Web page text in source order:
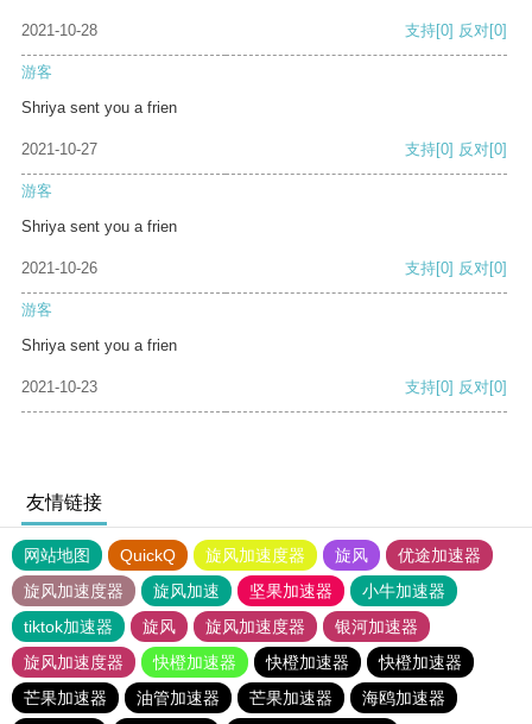
2021-10-28 支持[0] 反对[0]
游客
Shriya sent you a frien
2021-10-27 支持[0] 反对[0]
游客
Shriya sent you a frien
2021-10-26 支持[0] 反对[0]
游客
Shriya sent you a frien
2021-10-23 支持[0] 反对[0]
友情链接
网站地图 QuickQ 旋风加速度器 旋风
优途加速器
旋风加速度器
旋风加速 坚果加速器
小牛加速器
tiktok加速器
旋风 旋风加速度器
银河加速器
旋风加速度器
快橙加速器 快橙加速器
快橙加速器
芒果加速器
油管加速器 芒果加速器 海鸥加速器